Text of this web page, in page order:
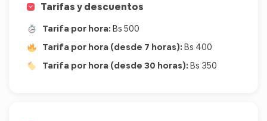
Tarifas y descuentos
Tarifa por hora: Bs 500
Tarifa por hora (desde 7 horas): Bs 400
Tarifa por hora (desde 30 horas): Bs 350